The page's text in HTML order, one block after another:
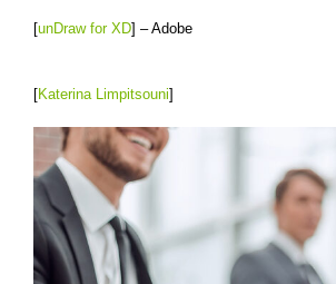
[unDraw for XD] – Adobe
[Katerina Limpitsouni]